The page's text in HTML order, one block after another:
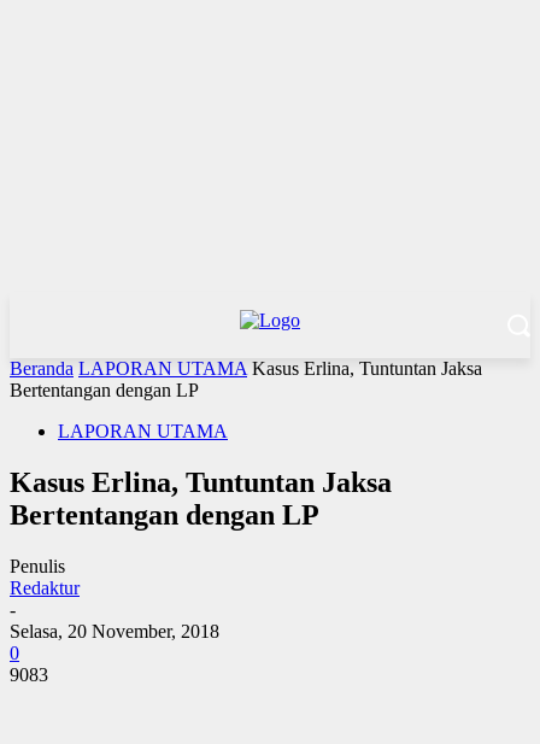
Beranda LAPORAN UTAMA Kasus Erlina, Tuntuntan Jaksa
Bertentangan dengan LP
LAPORAN UTAMA
Kasus Erlina, Tuntuntan Jaksa
Bertentangan dengan LP
Penulis
Redaktur
-
Selasa, 20 November, 2018
0
9083